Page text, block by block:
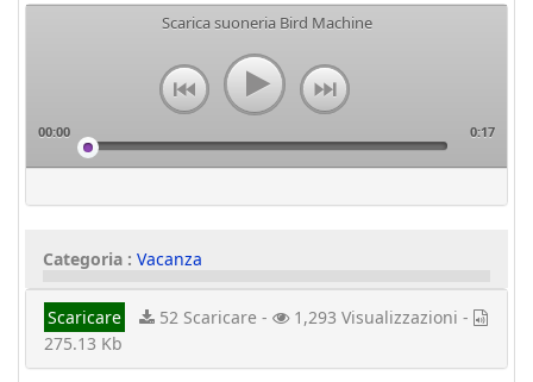
Scarica suoneria Bird Machine
00:00 0:17
Categoria : Vacanza
Scaricare 52 Scaricare -
1,293 Visualizzazioni -
275.13 Kb